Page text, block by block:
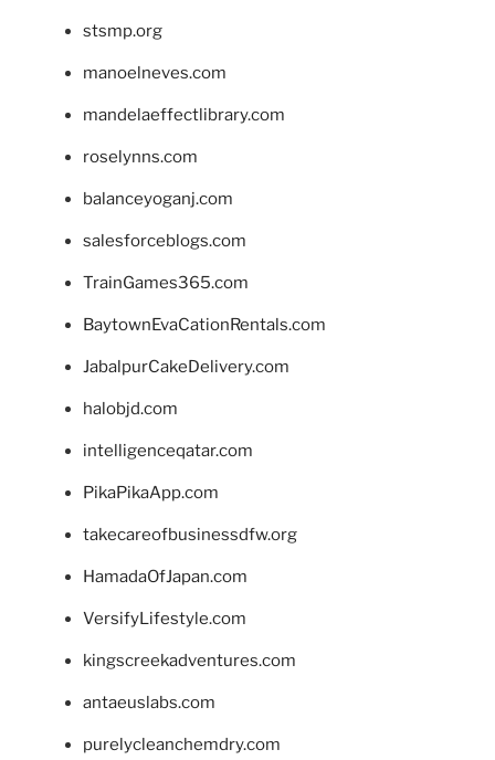
stsmp.org
manoelneves.com
mandelaeffectlibrary.com
roselynns.com
balanceyoganj.com
salesforceblogs.com
TrainGames365.com
BaytownEvaCationRentals.com
JabalpurCakeDelivery.com
halobjd.com
intelligenceqatar.com
PikaPikaApp.com
takecareofbusinessdfw.org
HamadaOfJapan.com
VersifyLifestyle.com
kingscreekadventures.com
antaeuslabs.com
purelycleanchemdry.com